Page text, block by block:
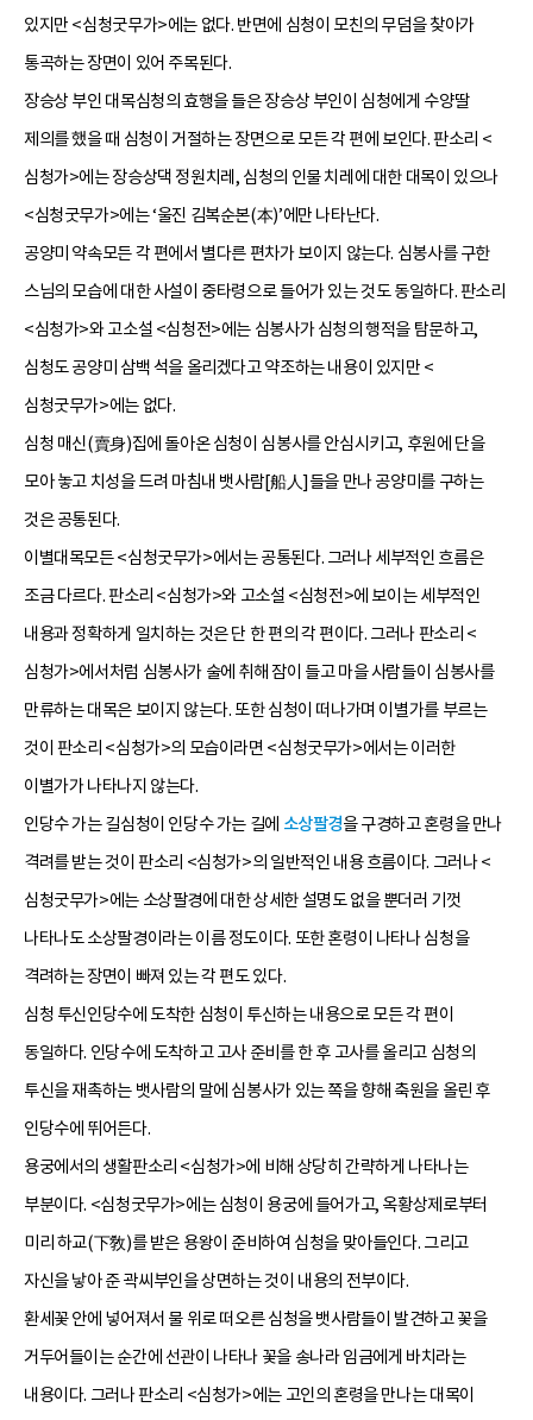
있지만 <심청굿무가>에는 없다. 반면에 심청이 모친의 무덤을 찾아가
통곡하는 장면이 있어 주목된다.
장승상 부인 대목심청의 효행을 들은 장승상 부인이 심청에게 수양딸
제의를 했을 때 심청이 거절하는 장면으로 모든 각 편에 보인다. 판소리 <
심청가>에는 장승상댁 정원치레, 심청의 인물 치레에 대한 대목이 있으나
<심청굿무가>에는 ‘울진 김복순본(本)’에만 나타난다.
공양미 약속모든 각 편에서 별다른 편차가 보이지 않는다. 심봉사를 구한
스님의 모습에 대한 사설이 중타령으로 들어가 있는 것도 동일하다. 판소리
<심청가>와 고소설 <심청전>에는 심봉사가 심청의 행적을 탐문하고,
심청도 공양미 삼백 석을 올리겠다고 약조하는 내용이 있지만 <
심청굿무가>에는 없다.
심청 매신(賣身)집에 돌아온 심청이 심봉사를 안심시키고, 후원에 단을
모아 놓고 치성을 드려 마침내 뱃사람[船人]들을 만나 공양미를 구하는
것은 공통된다.
이별대목모든 <심청굿무가>에서는 공통된다. 그러나 세부적인 흐름은
조금 다르다. 판소리 <심청가>와 고소설 <심청전>에 보이는 세부적인
내용과 정확하게 일치하는 것은 단 한 편의 각 편이다. 그러나 판소리 <
심청가>에서처럼 심봉사가 술에 취해 잠이 들고 마을 사람들이 심봉사를
만류하는 대목은 보이지 않는다. 또한 심청이 떠나가며 이별가를 부르는
것이 판소리 <심청가>의 모습이라면 <심청굿무가>에서는 이러한
이별가가 나타나지 않는다.
인당수 가는 길심청이 인당수 가는 길에 소상팔경을 구경하고 혼령을 만나
격려를 받는 것이 판소리 <심청가>의 일반적인 내용 흐름이다. 그러나 <
심청굿무가>에는 소상팔경에 대한 상세한 설명도 없을 뿐더러 기껏
나타나도 소상팔경이라는 이름 정도이다. 또한 혼령이 나타나 심청을
격려하는 장면이 빠져 있는 각 편도 있다.
심청 투신인당수에 도착한 심청이 투신하는 내용으로 모든 각 편이
동일하다. 인당수에 도착하고 고사 준비를 한 후 고사를 올리고 심청의
투신을 재촉하는 뱃사람의 말에 심봉사가 있는 쪽을 향해 축원을 올린 후
인당수에 뛰어든다.
용궁에서의 생활판소리 <심청가>에 비해 상당히 간략하게 나타나는
부분이다. <심청굿무가>에는 심청이 용궁에 들어가고, 옥황상제로부터
미리 하교(下敎)를 받은 용왕이 준비하여 심청을 맞아들인다. 그리고
자신을 낳아 준 곽씨부인을 상면하는 것이 내용의 전부이다.
환세꽃 안에 넣어져서 물 위로 떠오른 심청을 뱃사람들이 발견하고 꽃을
거두어들이는 순간에 선관이 나타나 꽃을 송나라 임금에게 바치라는
내용이다. 그러나 판소리 <심청가>에는 고인의 혼령을 만나는 대목이